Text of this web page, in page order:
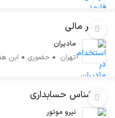
مدیر مالی
مادیران
تهران
حضوری این
کارشناس حسابداری
نیرو موتور